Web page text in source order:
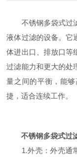
不锈钢多袋式过滤
液体过滤的设备。它
体进出口、排放口等
过滤能力和更大的处
量之间的平衡，能
捷，适合连续工作。
不锈钢多袋式过
1.外壳：外壳通常